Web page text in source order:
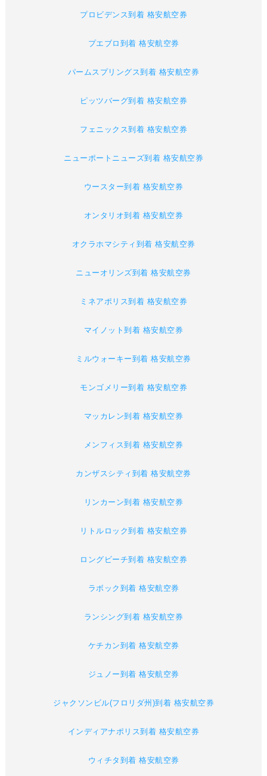
プロビデンス到着 格安航空券
プエブロ到着 格安航空券
パームスプリングス到着 格安航空券
ピッツバーグ到着 格安航空券
フェニックス到着 格安航空券
ニューポートニューズ到着 格安航空券
ウースター到着 格安航空券
オンタリオ到着 格安航空券
オクラホマシティ到着 格安航空券
ニューオリンズ到着 格安航空券
ミネアポリス到着 格安航空券
マイノット到着 格安航空券
ミルウォーキー到着 格安航空券
モンゴメリー到着 格安航空券
マッカレン到着 格安航空券
メンフィス到着 格安航空券
カンザスシティ到着 格安航空券
リンカーン到着 格安航空券
リトルロック到着 格安航空券
ロングビーチ到着 格安航空券
ラボック到着 格安航空券
ランシング到着 格安航空券
ケチカン到着 格安航空券
ジュノー到着 格安航空券
ジャクソンビル(フロリダ州)到着 格安航空券
インディアナポリス到着 格安航空券
ウィチタ到着 格安航空券